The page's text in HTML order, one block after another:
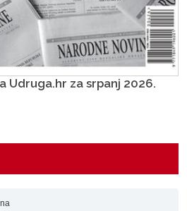
Udruga.hr za srpanj 2026.